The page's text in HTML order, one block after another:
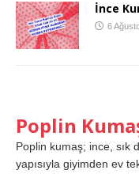
İnce
6
Poplin
Poplin kumaş; ince, sık
yapısıyla giyimden ev